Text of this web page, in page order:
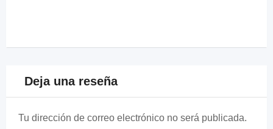
Deja una reseña
Tu dirección de correo electrónico no será publicada.